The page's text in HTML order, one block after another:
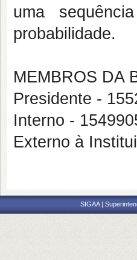
uma
probabilidade.
MEMBROS DA
Presidente -
Interno -
Externo à
SIGAA |